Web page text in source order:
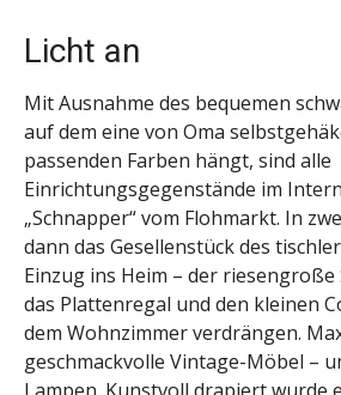
Licht an
Mit Ausnahme des bequemen
auf dem eine von Oma
passenden Farben hängt, sind alle
Einrichtungsgegenstände im
„Schnapper“ vom Flohmarkt. In
dann das Gesellenstück des
Einzug ins Heim – der
das Plattenregal und den kleinen
dem Wohnzimmer verdrängen.
geschmackvolle Vintage-Möbel –